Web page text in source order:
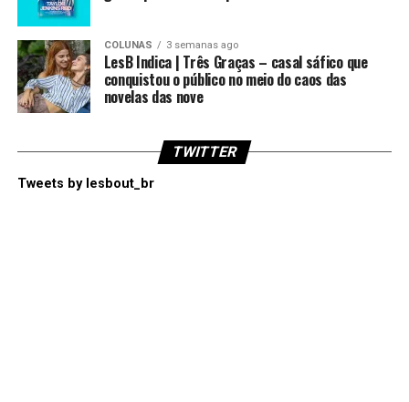
COLUNAS 3 semanas ago
LesB Indica | Três Graças – casal sáfico que
conquistou o público no meio do caos das
novelas das nove
TWITTER
Tweets by lesbout_br